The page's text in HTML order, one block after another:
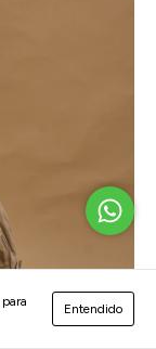
para
Entendido